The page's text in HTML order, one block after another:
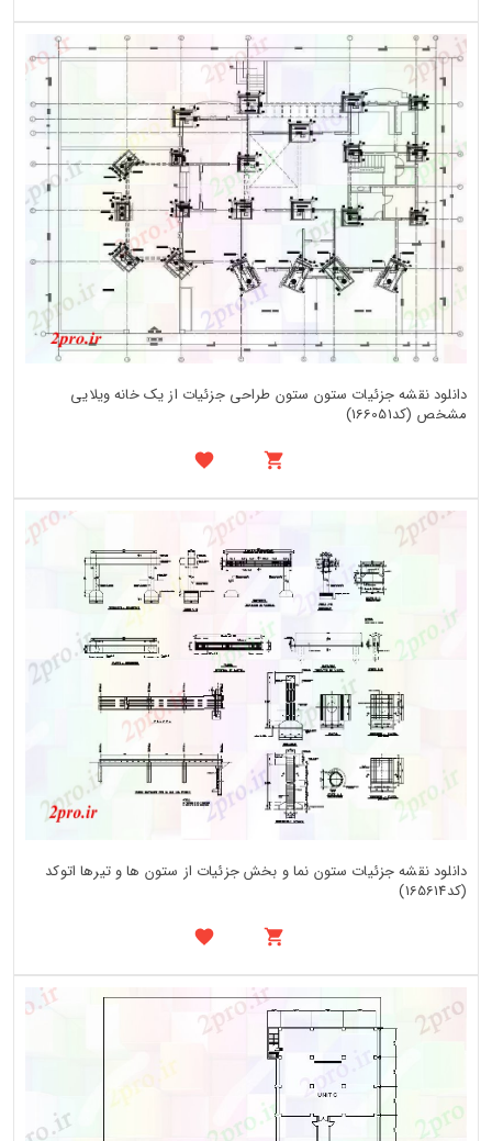
دانلود نقشه جزئیات ستون ستون طراحی جزئیات از یک خانه ویلایی
مشخص (کد166051)
دانلود نقشه جزئیات ستون نما و بخش جزئیات از ستون ها و تیرها اتوکد
(کد165614)